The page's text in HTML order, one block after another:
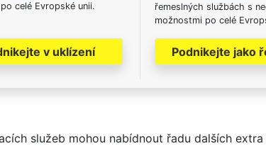
celé Evropské unii.
v uklízení
řemeslných službách s
možnostmi po celé
Podnikejte jako
služeb mohou nabídnout řadu dalších